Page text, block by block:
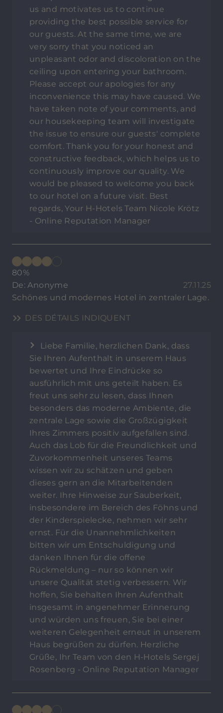
us and motivates us to continue
providing the best possible service for
our guests. At the same time, we are
very sorry that you noticed an
unpleasant odor and discoloration on the
ceiling upon entering your bathroom.
Please accept our apologies for any
inconvenience this may have caused. We
have taken note of your comments, and
our housekeeping team will investigate
the issue to ensure our guests' complete
comfort. Thank you for your honest and
constructive feedback, which helps us to
continuously improve our quality. We
would be pleased to welcome you back
to our hotel on a future visit. Best
regards, Your H-Hotels Team Nicole Krötz
- Online Reputation Manager
80%
De: Anonyme
27.11.25
Schönes und modernes Hotel in zentraler Lage.
DES DÉTAILS INDIQUENT
Liebe Familie, herzlichen Dank, dass
Sie Ihren Aufenthalt in unserem Haus
bewertet und Ihre Eindrücke so
ausführlich mit uns geteilt haben. Es
freut uns sehr zu lesen, dass Ihnen
besonders das moderne Ambiente, die
zentrale Lage sowie die Großzügigkeit
Ihres Zimmers positiv aufgefallen sind.
Auch das Lob für die Freundlichkeit und
Zuvorkommenheit unseres Teams
wissen wir zu schätzen und geben
dieses gern an die Mitarbeitenden
weiter. Ihre Hinweise zur Sauberkeit,
insbesondere im Bereich des Föhns und
der Kinderspielecke, nehmen wir sehr
ernst. Für die Unannehmlichkeiten
bitten wir um Entschuldigung und
danken Ihnen für die offene
Rückmeldung – nur so können wir
unsere Qualität stetig verbessern. Wir
hoffen, Sie behalten Ihren Aufenthalt
insgesamt in angenehmer Erinnerung
und würden uns freuen, Sie bei einer
weiteren Gelegenheit erneut in unserem
Haus begrüßen zu dürfen. Herzliche
Grüße, Ihr Team von den H-Hotels Sergej
Rosenberg - Online Reputation Manager